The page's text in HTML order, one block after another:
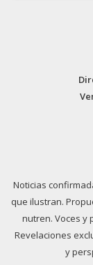
Noticias
que ilustran.
nutren. Voces y
Revelaciones
y